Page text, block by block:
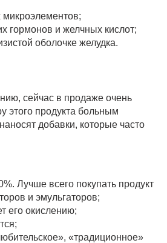
микроэлементов;
гормонов и желчных кислот;
оболочке желудка.
сейчас в продаже очень
этого продукта больным
добавки, которые часто
Лучше всего покупать продукт
и эмульгаторов;
его окислению;
«традиционное»